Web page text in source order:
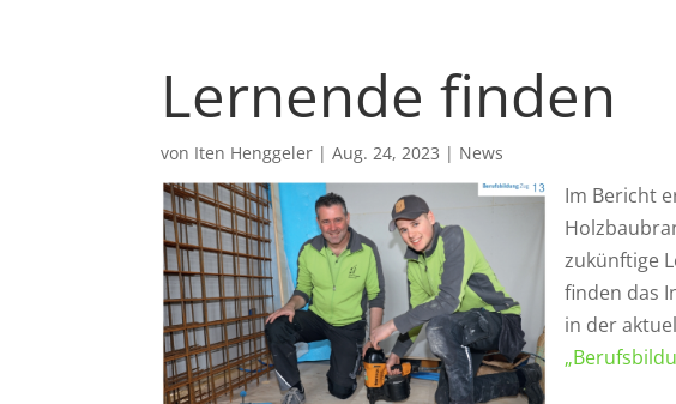
Lernende finden
von Iten Henggeler |Aug. 24, 2023 | News
Im Bericht
zukünftige
finden das
in der